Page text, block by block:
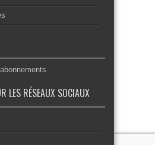
LES RÉSEAUX SOCIAUX